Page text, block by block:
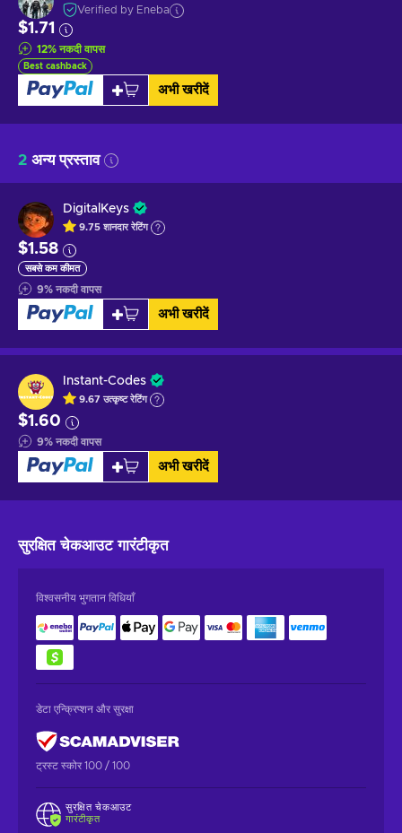
Verified by Eneba
$1.71
12% नकदी वापस
Best cashback
अभी खरीदें
2 अन्य प्रस्ताव
DigitalKeys
9.75 शानदाररेटिंग
$1.58
सबसे कम कीमत
9% नकदी वापस
अभी खरीदें
Instant-Codes
9.67 उत्कृष्टरेटिंग
$1.60
9% नकदी वापस
अभी खरीदें
सुरक्षित चेकआउटगारंटीकृत
विश्वसनीय भुगतान विधियाँ
डेटा एन्क्रिप्शन और सुरक्षा
ट्रस्ट स्कोर 100 / 100
सुरक्षित चेकआउट
गारंटीकृत